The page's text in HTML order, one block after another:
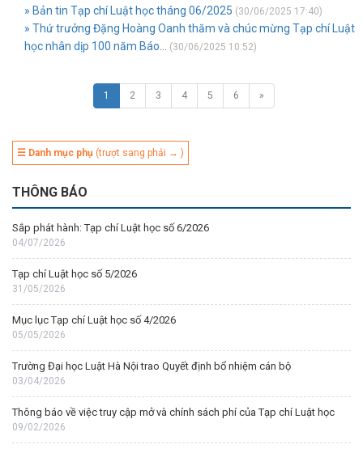
» Bản tin Tạp chí Luật học tháng 06/2025 (30/06/2025 17:40)
» Thứ trưởng Đặng Hoàng Oanh thăm và chúc mừng Tạp chí Luật
học nhân dịp 100 năm Báo...
(30/06/2025 10:52)
1 2 3 4 5 6 »
☰ Danh mục phụ (trượt sang phải → )
THÔNG BÁO
Sắp phát hành: Tạp chí Luật học số 6/2026
04/07/2026
Tạp chí Luật học số 5/2026
31/05/2026
Mục lục Tạp chí Luật học số 4/2026
05/05/2026
Trường Đại học Luật Hà Nội trao Quyết định bổ nhiệm cán bộ
03/04/2026
Thông báo về việc truy cập mở và chính sách phí của Tạp chí Luật học
09/02/2026